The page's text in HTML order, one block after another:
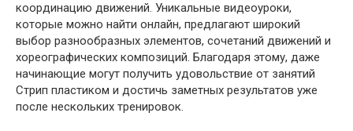
координацию движений. Уникальные видеоуроки,
которые можно найти онлайн, предлагают широкий
выбор разнообразных элементов, сочетаний движений и
хореографических композиций. Благодаря этому, даже
начинающие могут получить удовольствие от занятий
Стрип пластиком и достичь заметных результатов уже
после нескольких тренировок.